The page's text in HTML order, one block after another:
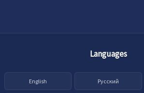
Languages
English Русский